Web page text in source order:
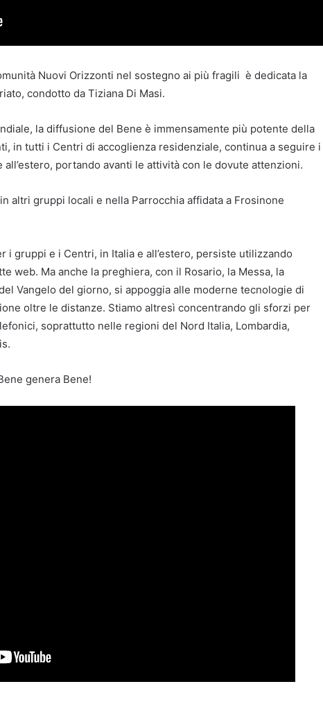
Nuovi Orizzonti nel sostegno ai più fragili è dedicata la
condotto da Tiziana Di Masi.
la diffusione del Bene è immensamente più potente della
in tutti i Centri di accoglienza residenziale, continua a seguire i
portando avanti le attività con le dovute attenzioni.
altri gruppi locali e nella Parrocchia affidata a Frosinone
i gruppi e i Centri, in Italia e all’estero, persiste utilizzando
web. Ma anche la preghiera, con il Rosario, la Messa, la
Vangelo del giorno, si appoggia alle moderne tecnologie di
oltre le distanze. Stiamo altresì concentrando gli sforzi per
soprattutto nelle regioni del Nord Italia, Lombardia,
genera Bene!